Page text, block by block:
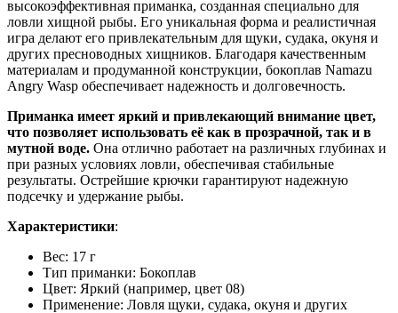
высокоэффективная приманка, созданная специально для
ловли хищной рыбы. Его уникальная форма и реалистичная
игра делают его привлекательным для щуки, судака, окуня и
других пресноводных хищников. Благодаря качественным
материалам и продуманной конструкции, бокоплав Namazu
Angry Wasp обеспечивает надежность и долговечность.
Приманка имеет яркий и привлекающий внимание цвет,
что позволяет использовать её как в прозрачной, так и в
мутной воде. Она отлично работает на различных глубинах и
при разных условиях ловли, обеспечивая стабильные
результаты. Острейшие крючки гарантируют надежную
подсечку и удержание рыбы.
Характеристики:
Вес: 17 г
Тип приманки: Бокоплав
Цвет: Яркий (например, цвет 08)
Применение: Ловля щуки, судака, окуня и других